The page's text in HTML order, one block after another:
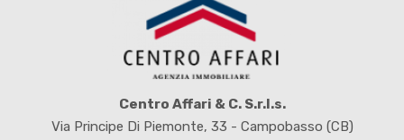
Centro Affari & C. S.r.l.s.
Via Principe Di Piemonte, 33 - Campobasso (CB)